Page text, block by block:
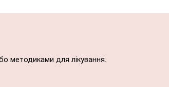
методиками для лікування.